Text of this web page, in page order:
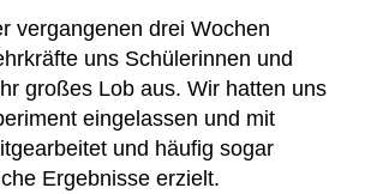
vergangenen drei Wochen
uns Schülerinnen und
großes Lob aus. Wir hatten uns
eingelassen und mit
und häufig sogar
Ergebnisse erzielt.